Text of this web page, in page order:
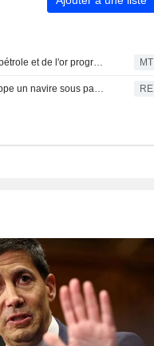
Les cours du pétrole et de l'or progressent malgré l'avancée d'un accord sur la réouverture du détroit d'Ormuz par l'Iran MT
La Russie frappe un navire sous pavillon étranger en mer Noire : un mort, selon le gouverneur d'Odessa RE